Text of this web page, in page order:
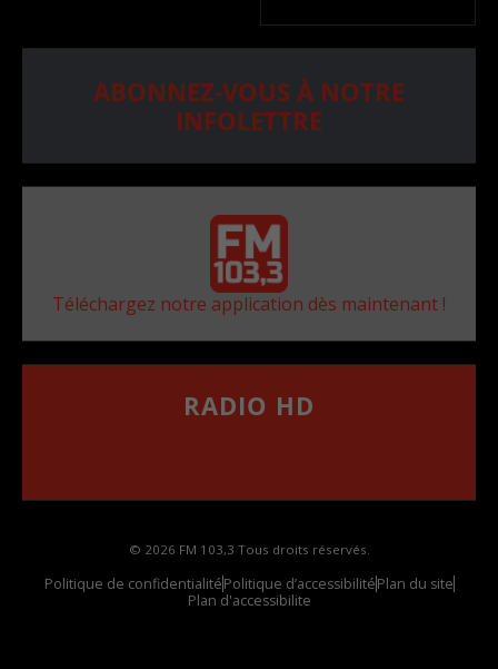
ABONNEZ-VOUS À NOTRE
INFOLETTRE
Téléchargez notre application dès maintenant !
RADIO HD
© 2026 FM 103,3 Tous droits réservés.
Politique de confidentialitéPolitique d’accessibilitéPlan du site
Plan d'accessibilite